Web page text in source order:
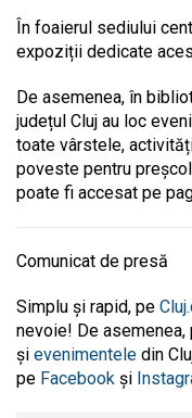
În foaierul sediului
expoziții dedicate
De asemenea, în
județul Cluj au loc
toate vârstele,
poveste pentru
poate fi accesat pe
Comunicat de presă
Simplu și rapid, pe
nevoie! De
și evenimentele din
pe Facebook și